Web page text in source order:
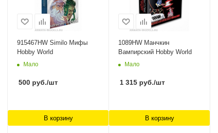
915467HW Similo Мифы
Hobby World
Мало
500 руб./шт
В корзину
1089HW Манчкин
Вампирский Hobby World
Мало
1 315 руб./шт
В корзину